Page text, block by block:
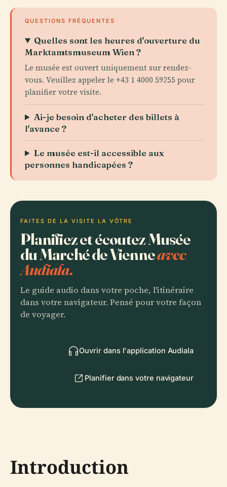
QUESTIONS FRÉQUENTES
Quelles sont les heures d'ouverture du
Marktamtsmuseum Wien ?
Le musée est ouvert uniquement sur rendez-
vous. Veuillez appeler le +43 1 4000 59255 pour
planifier votre visite.
Ai-je besoin d'acheter des billets à
l'avance ?
Le musée est-il accessible aux
personnes handicapées ?
FAITES DE LA VISITE LA VÔTRE
Planifiez et écoutez Musée
du Marché de Vienneavec
Audiala.
Le guide audio dans votre poche, l'itinéraire
dans votre navigateur. Pensé pour votre façon
de voyager.
Ouvrir dans l'application Audiala
Planifier dans votre navigateur
Introduction